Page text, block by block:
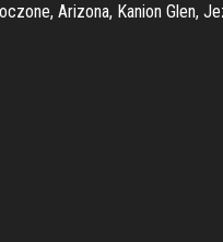
Arizona, Kanion Glen,